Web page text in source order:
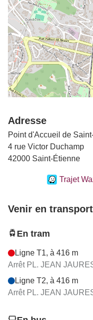
Adresse
Point d'Accueil de
4 rue Victor Duchamp
42000 Saint-Étienne
Trajet
Venir en
En tram
Ligne T1, à 416 m
Arrêt PL. JEAN
Ligne T2, à 416 m
Arrêt PL. JEAN